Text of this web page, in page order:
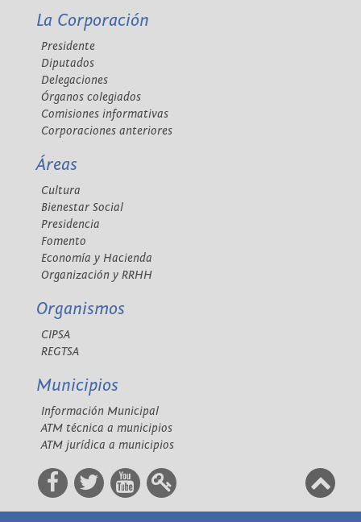
La Corporación
Presidente
Diputados
Delegaciones
Órganos colegiados
Comisiones informativas
Corporaciones anteriores
Áreas
Cultura
Bienestar Social
Presidencia
Fomento
Economía y Hacienda
Organización y RRHH
Organismos
CIPSA
REGTSA
Municipios
Información Municipal
ATM técnica a municipios
ATM jurídica a municipios